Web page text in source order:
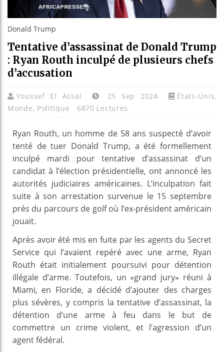
Donald Trump
Tentative d’assassinat de Donald Trump
: Ryan Routh inculpé de plusieurs chefs
d’accusation
Youssef El Assal 25 Sep 2024 États-Unis,
Monde, Politique 6870 Lectures
Ryan Routh, un homme de 58 ans suspecté d’avoir
tenté de tuer Donald Trump, a été formellement
inculpé mardi pour tentative d’assassinat d’un
candidat à l’élection présidentielle, ont annoncé les
autorités judiciaires américaines. L’inculpation fait
suite à son arrestation survenue le 15 septembre
près du parcours de golf où l’ex-président américain
jouait.
Après avoir été mis en fuite par les agents du Secret
Service qui l’avaient repéré avec une arme, Ryan
Routh était initialement poursuivi pour détention
illégale d’arme. Toutefois, un «grand jury» réuni à
Miami, en Floride, a décidé d’ajouter des charges
plus sévères, y compris la tentative d’assassinat, la
détention d’une arme à feu dans le but de
commettre un crime violent, et l’agression d’un
agent fédéral.